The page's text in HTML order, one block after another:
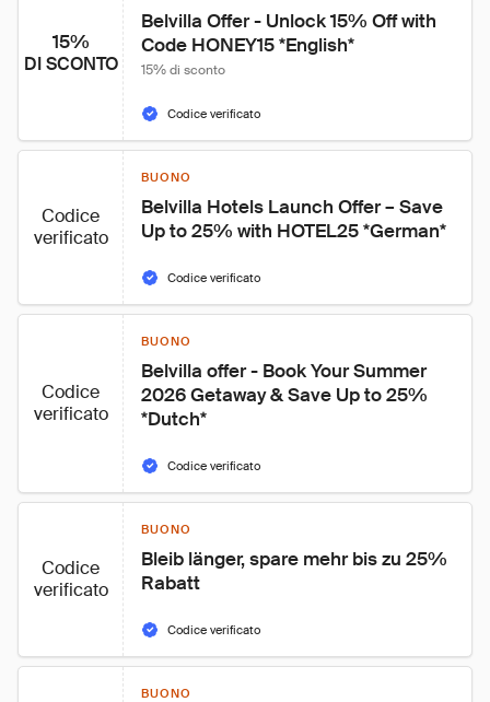
15%
DI SCONTO
Belvilla Offer - Unlock 15% Off with
Code HONEY15 *English*
15% di sconto
Codice verificato
Codice
verificato
BUONO
Belvilla Hotels Launch Offer – Save
Up to 25% with HOTEL25 *German*
Codice verificato
Codice
verificato
BUONO
Belvilla offer - Book Your Summer
2026 Getaway & Save Up to 25%
*Dutch*
Codice verificato
Codice
verificato
BUONO
Bleib länger, spare mehr bis zu 25%
Rabatt
Codice verificato
BUONO